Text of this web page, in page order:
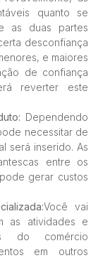
quanto se
as duas partes
desconfiança
e maiores
de confiança
reverter este
Dependendo
necessitar de
será inserido. As
entre os
gerar custos
:Você vai
as atividades e
do comércio
em outros